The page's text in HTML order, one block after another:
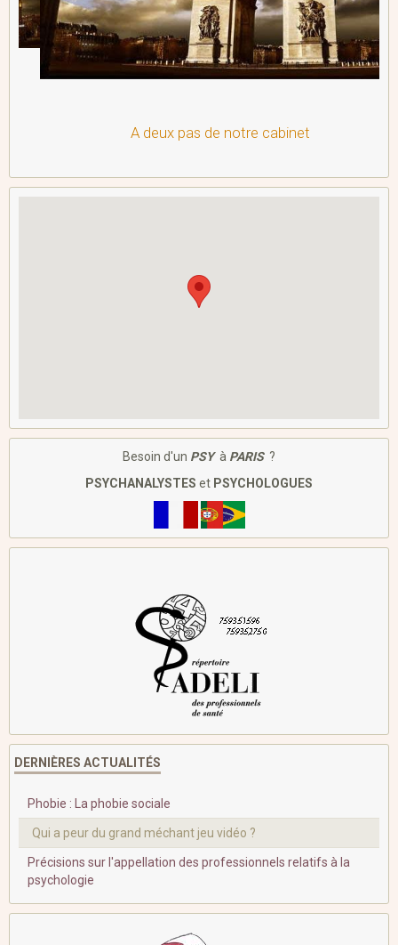
A deux pas de notre cabinet
Besoin d'un PSYà PARIS?
PSYCHANALYSTES et PSYCHOLOGUES
DERNIÈRES ACTUALITÉS
Phobie : La phobie sociale
Qui a peur du grand méchant jeu vidéo ?
Précisions sur l'appellation des professionnels relatifs à la
psychologie